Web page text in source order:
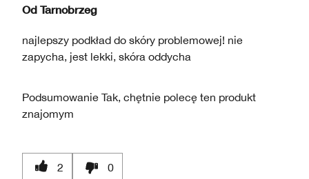
Od Tarnobrzeg
najlepszy podkład do skóry problemowej! nie
zapycha, jest lekki, skóra oddycha
Podsumowanie Tak, chętnie polecę ten produkt
znajomym
2 0